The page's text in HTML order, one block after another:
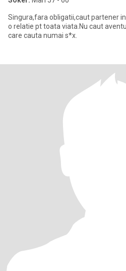
Singura,fara obligatii,caut partener
o relatie pt toata viata.Nu caut
care cauta numai s*x.